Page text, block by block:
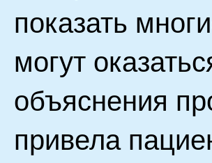
показать
могут
объяснения
привела